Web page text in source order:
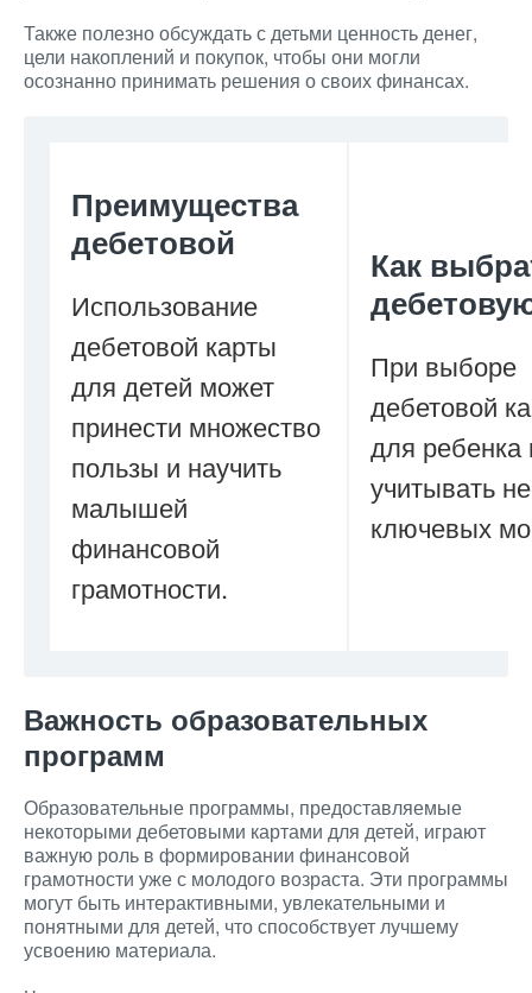
Также полезно обсуждать с детьми ценность денег,
цели накоплений и покупок, чтобы они могли
осознанно принимать решения о своих финансах.
Преимущества
дебетовой
Использование
дебетовой карты
для детей может
принести множество
пользы и научить
малышей
финансовой
грамотности.
Как
При выборе
дебетовой
для ребенка
учитывать
ключевых
Важность образовательных
программ
Образовательные программы, предоставляемые
некоторыми дебетовыми картами для детей, играют
важную роль в формировании финансовой
грамотности уже с молодого возраста. Эти программы
могут быть интерактивными, увлекательными и
понятными для детей, что способствует лучшему
усвоению материала.